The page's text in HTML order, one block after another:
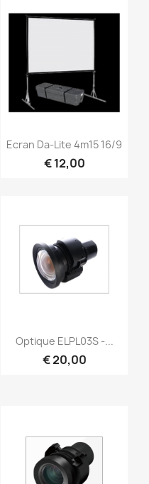
 Snel bekijken
Ecran Da-Lite 4m15 16/9
€ 12,00
Snel bekijken
Optique ELPL03S -...
€ 20,00